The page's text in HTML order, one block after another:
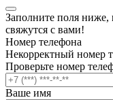
Заполните поля
свяжутся с вами!
Номер телефона
Некорректный номер
Проверьте номер
Ваше имя